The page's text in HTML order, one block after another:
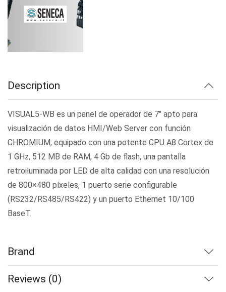
Description
VISUAL5-WB es un panel de operador de 7″ apto para
visualización de datos HMI/Web Server con función
CHROMIUM, equipado con una potente CPU A8 Cortex de
1 GHz, 512 MB de RAM, 4 Gb de flash, una pantalla
retroiluminada por LED de alta calidad con una resolución
de 800×480 píxeles, 1 puerto serie configurable
(RS232/RS485/RS422) y un puerto Ethernet 10/100
BaseT.
Brand
Reviews (0)